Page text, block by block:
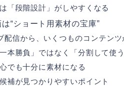
「段階設計」がしやすくなる
“ショート用素材の宝庫”
配信から、いくつものコンテンツ
本勝負」ではなく「分割して使
でも十分に素材になる
補が見つかりやすいポイント